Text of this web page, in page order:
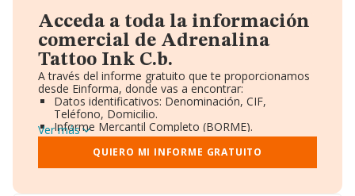
Acceda a toda la información
comercial de Adrenalina
Tattoo Ink C.b.
A través del informe gratuito que te proporcionamos
desde Einforma, donde vas a encontrar:
Datos identificativos: Denominación, CIF,
Teléfono, Domicilio.
Informe Mercantil Completo (BORME).
Gráficos de Evolución Ventas y Empleados.
Consejo de Administración y Administradores.
Directivos y Ejecutivos.
Ver más
QUIERO MI INFORME GRATUITO